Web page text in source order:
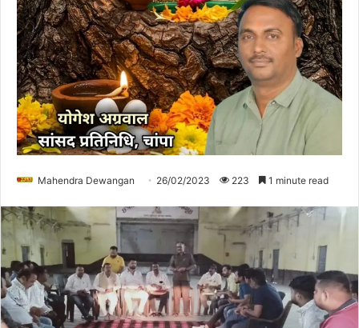
Mahendra Dewangan 26/02/2023 223 1 minute read